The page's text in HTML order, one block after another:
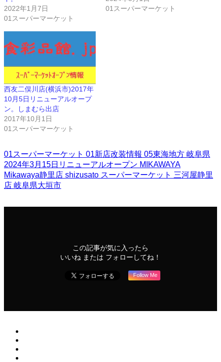
2022年1月7日
01スーパーマーケット
01スーパーマーケット
西友二俣川店(横浜市)2017年
10月5日リニューアルオープ
ン。しまむら出店
2017年10月1日
01スーパーマーケット
01スーパーマーケット 01新店改装情報 05東海地方 岐阜県
2024年3月15日リニューアルオープン MIKAWAYA
Mikawaya静里店 shizusato スーパーマーケット 三河屋静里
店 岐阜県大垣市
この記事が気に入ったら
いいね または フォローしてね！
Follow Me